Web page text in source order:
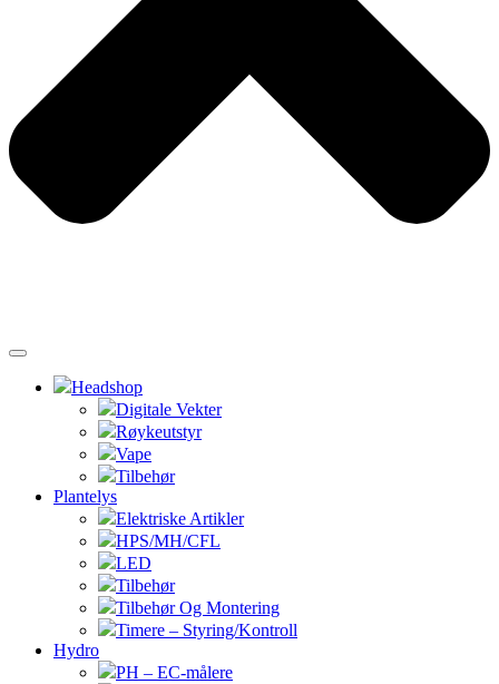
Headshop
Digitale Vekter
Røykeutstyr
Vape
Tilbehør
Plantelys
Elektriske Artikler
HPS/MH/CFL
LED
Tilbehør
Tilbehør Og Montering
Timere – Styring/Kontroll
Hydro
PH – EC-målere